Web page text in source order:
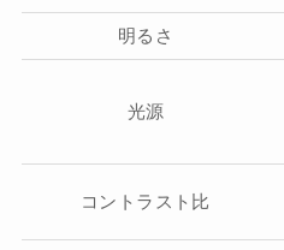
明るさ
光源
コントラスト比